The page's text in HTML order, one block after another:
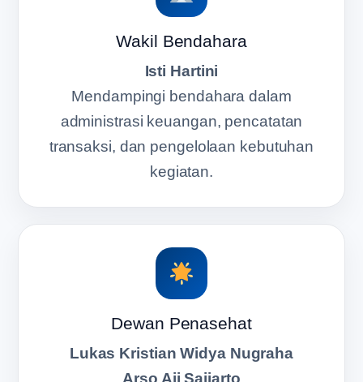
Wakil Bendahara
Isti Hartini
Mendampingi bendahara dalam
administrasi keuangan, pencatatan
transaksi, dan pengelolaan kebutuhan
kegiatan.
Dewan Penasehat
Lukas Kristian Widya Nugraha
Arso Aji Sajiarto